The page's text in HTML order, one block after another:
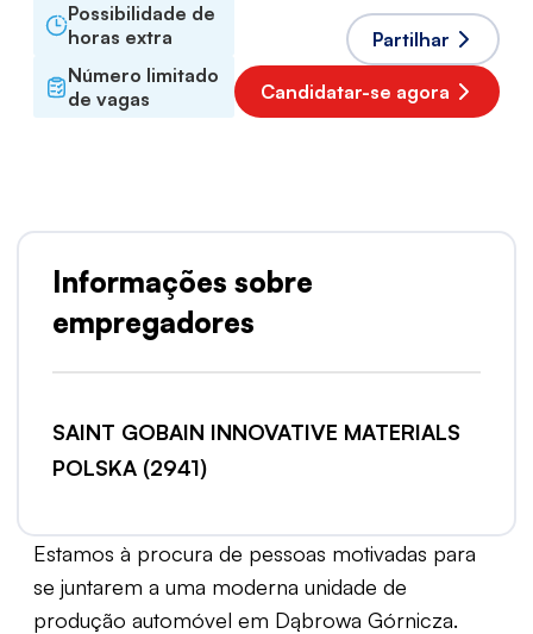
Possibilidade de
horas extra
Número limitado
de vagas
Partilhar
Candidatar-se agora
Informações sobre
empregadores
SAINT GOBAIN INNOVATIVE MATERIALS
POLSKA (2941)
Estamos à procura de pessoas motivadas para
se juntarem a uma moderna unidade de
produção automóvel em Dąbrowa Górnicza.